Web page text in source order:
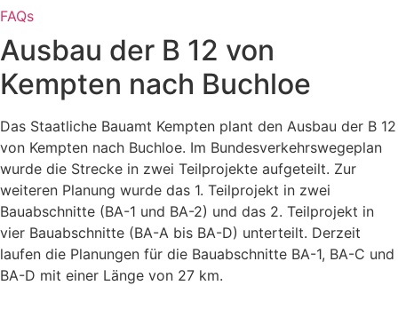
FAQs
Ausbau der B 12 von
Kempten nach Buchloe
Das Staatliche Bauamt Kempten plant den Ausbau der B 12
von Kempten nach Buchloe. Im Bundesverkehrswegeplan
wurde die Strecke in zwei Teilprojekte aufgeteilt. Zur
weiteren Planung wurde das 1. Teilprojekt in zwei
Bauabschnitte (BA-1 und BA-2) und das 2. Teilprojekt in
vier Bauabschnitte (BA-A bis BA-D) unterteilt. Derzeit
laufen die Planungen für die Bauabschnitte BA-1, BA-C und
BA-D mit einer Länge von 27 km.